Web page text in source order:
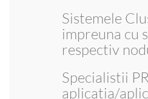
Sistemele
impreuna cu
respectiv
Specialistii
aplicatia/